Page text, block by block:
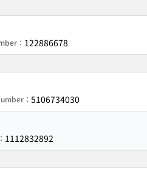
： 122886678
： 5106734030
1112832892